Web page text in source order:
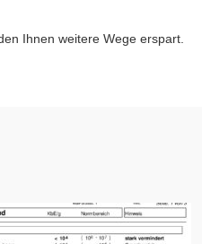
Ihnen weitere Wege erspart.